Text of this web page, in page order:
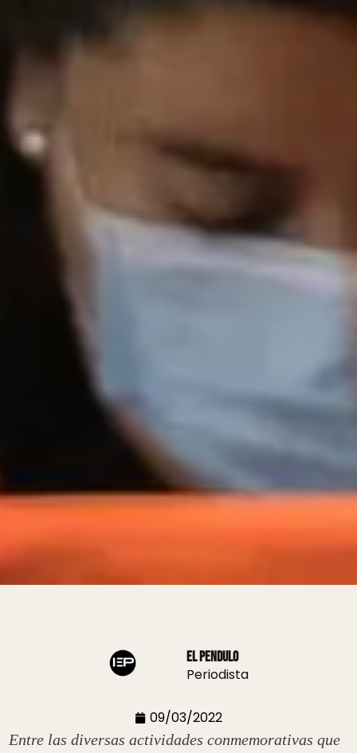
El Pendulo
Periodista
09/03/2022
Entre las diversas actividades conmemorativas que